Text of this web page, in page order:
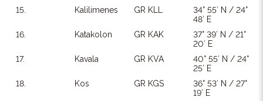
15.
Kalilimenes GR KLL
34° 55′ N / 24°
48′ E
16.
Katakolon GR KAK
37° 39′ N / 21°
20′ E
17.
Kavala GR KVA
40° 55′ N / 24°
25′ E
18.
Kos GR KGS
36° 53′ N / 27°
19′ E